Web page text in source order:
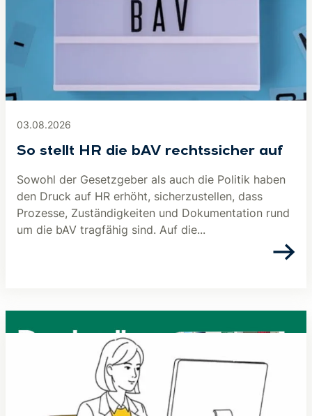
03.08.2026
So stellt HR die bAV rechtssicher auf
Sowohl der Gesetzgeber als auch die Politik haben
den Druck auf HR erhöht, sicherzustellen, dass
Prozesse, Zuständigkeiten und Dokumentation rund
um die bAV tragfähig sind. Auf die...